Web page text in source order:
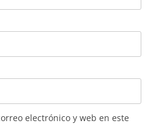
electrónico y web en este